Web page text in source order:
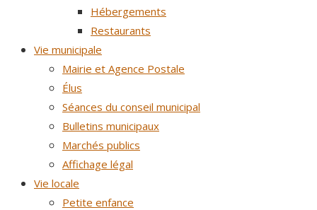
Hébergements
Restaurants
Vie municipale
Mairie et Agence Postale
Élus
Séances du conseil municipal
Bulletins municipaux
Marchés publics
Affichage légal
Vie locale
Petite enfance